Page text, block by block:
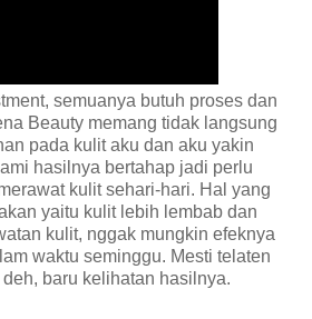
semuanya butuh proses dan
Beauty memang tidak langsung
pada kulit aku dan aku yakin
hasilnya bertahap jadi perlu
kulit sehari-hari. Hal yang
yaitu kulit lebih lembab dan
kulit, nggak mungkin efeknya
waktu seminggu. Mesti telaten
baru kelihatan hasilnya.